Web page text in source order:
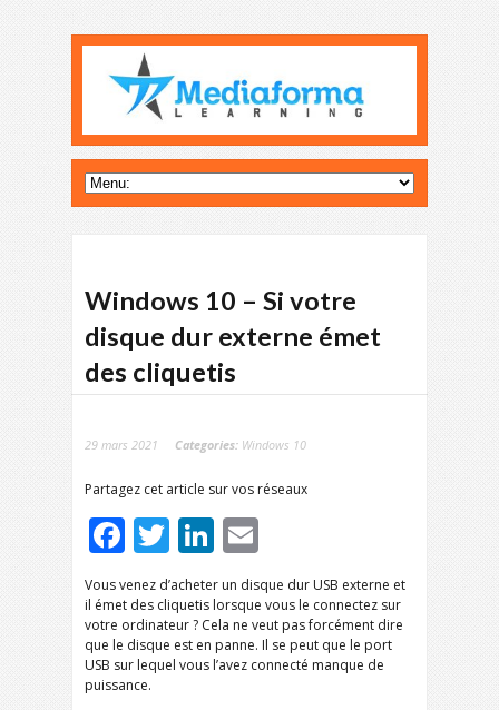
Windows 10 – Si votre
disque dur externe émet
des cliquetis
29 mars 2021 Categories: Windows 10
Partagez cet article sur vos réseaux
Facebook
TwitterLinkedIn
Vous venez d’acheter un disque dur USB externe et
il émet des cliquetis lorsque vous le connectez sur
votre ordinateur ? Cela ne veut pas forcément dire
que le disque est en panne. Il se peut que le port
USB sur lequel vous l’avez connecté manque de
puissance.